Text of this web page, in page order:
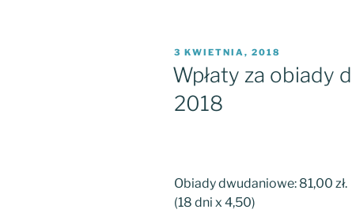
OPUBLIKOWANE
W
3 KWIETNIA, 2018
Wpłaty za obiady
2018
Obiady dwudaniowe: 81,00 zł.
(18 dni x 4,50)